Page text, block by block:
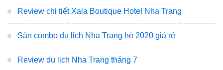
Review chi tiết Xala Boutique Hotel Nha Trang
Săn combo du lịch Nha Trang hè 2020 giá rẻ
Review du lịch Nha Trang tháng 7